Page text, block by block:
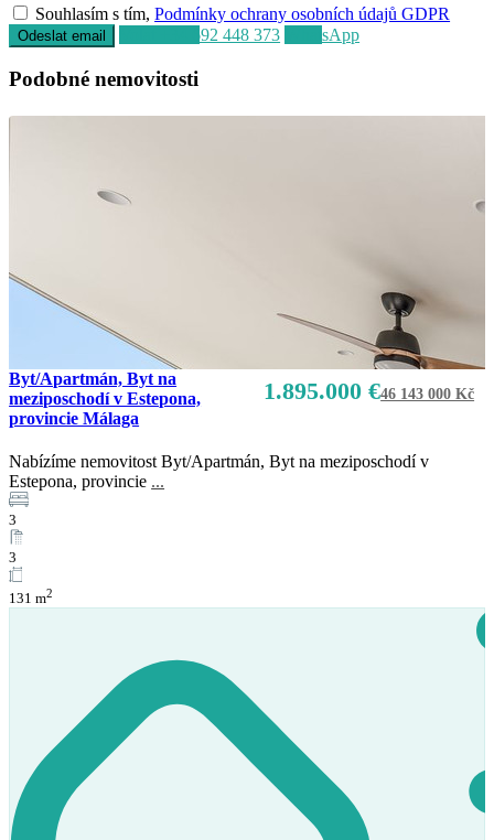
Souhlasím s tím,Podmínky ochrany osobních údajů GDPR
+34 692 448 373 WhatsApp
Podobné nemovitosti
1.895.000 €46 143 000 Kč
Byt/Apartmán, Byt na
meziposchodí v Estepona,
provincie Málaga
Nabízíme nemovitost Byt/Apartmán, Byt na meziposchodí v
Estepona, provincie ...
3
3
131 m2